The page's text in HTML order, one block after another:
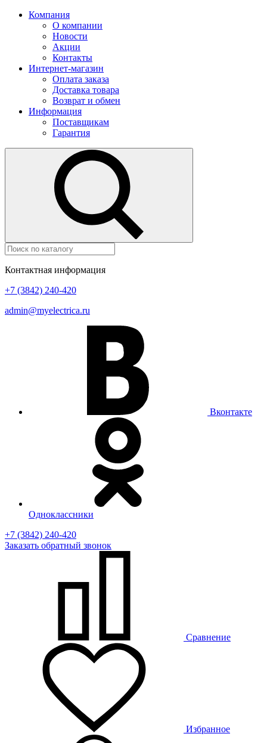
Компания
О компании
Новости
Акции
Контакты
Интернет-магазин
Оплата заказа
Доставка товара
Возврат и обмен
Информация
Поставщикам
Гарантия
Контактная информация
+7 (3842) 240-420
admin@myelectrica.ru
Вконтакте
Одноклассники
+7 (3842) 240-420
Заказать обратный звонок
Сравнение
Избранное